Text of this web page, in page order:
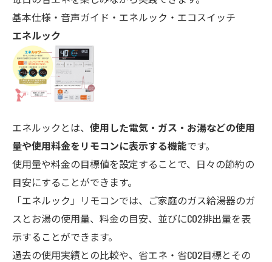
基本仕様・音声ガイド・エネルック・エコスイッチ
エネルック
エネルックとは、 使用した電気・ガス・お湯などの使用
量や使用料金をリモコンに表示する機能です。
使用量や料金の目標値を設定することで、日々の節約の
目安にすることができます。
「エネルック」リモコンでは、ご家庭のガス給湯器のガ
スとお湯の使用量、料金の目安、並びにCO2排出量を表
示することができます。
過去の使用実績との比較や、省エネ・省CO2目標とその